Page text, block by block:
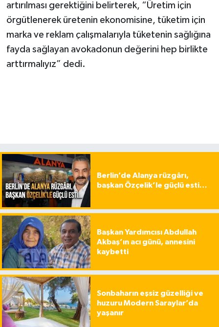
artırılması gerektiğini belirterek, “Üretim için
örgütlenerek üretenin ekonomisine, tüketim için
marka ve reklam çalışmalarıyla tüketenin sağlığına
fayda sağlayan avokadonun değerini hep birlikte
arttırmalıyız” dedi.
Berlin’de Alanya rüzgârı,
başkan Özçelik’le güçlü esti…
Başkan Yardımcısı Abdullah
Akbaş’ın acı günü, annesini
kaybetti
Sonbaharın eşsiz güzelliği ve
huzuru Modern Saraylar’da
yaşanır